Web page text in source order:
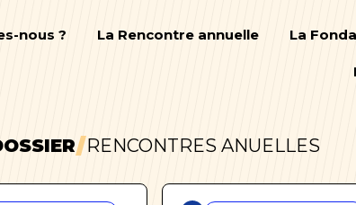
nous ? La Rencontre annuelle La
RENCONTRES ANUELLES